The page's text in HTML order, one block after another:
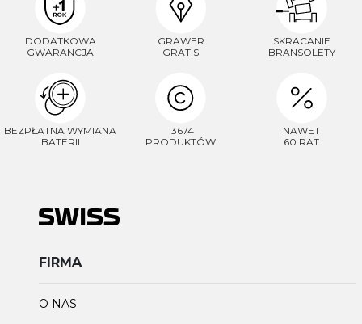
DODATKOWA
GWARANCJA
GRAWER
GRATIS
SKRACANIE
BRANSOLETY
BEZPŁATNA WYMIANA
BATERII
13674
PRODUKTÓW
NAWET
60 RAT
FIRMA
O NAS